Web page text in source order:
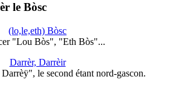
le Bòsc
(lo,le,eth) Bòsc
"Lou Bòs", "Eth Bòs"...
Darrèr, Darrèir
le second étant nord-gascon.